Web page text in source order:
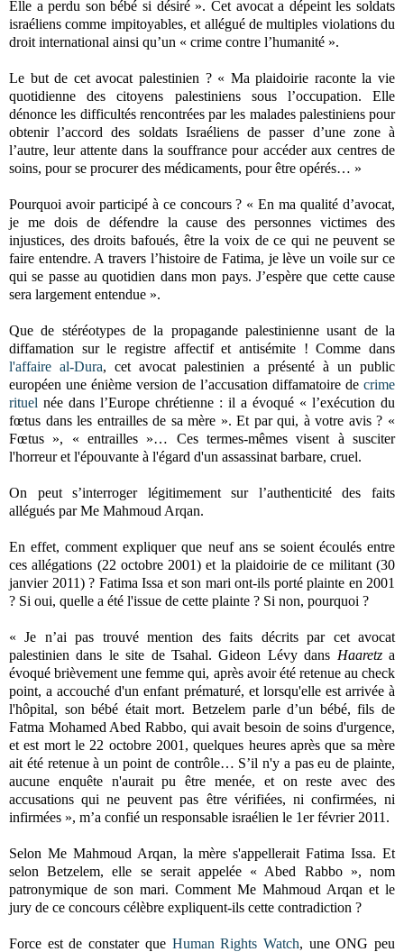
Elle a perdu son bébé si désiré ». Cet avocat a dépeint les soldats
israéliens comme impitoyables, et allégué de multiples violations du
droit international ainsi qu’un « crime contre l’humanité ».
Le but de cet avocat palestinien ? « Ma plaidoirie raconte la vie
quotidienne des citoyens palestiniens sous l’occupation. Elle
dénonce les difficultés rencontrées par les malades palestiniens pour
obtenir l’accord des soldats Israéliens de passer d’une zone à
l’autre, leur attente dans la souffrance pour accéder aux centres de
soins, pour se procurer des médicaments, pour être opérés… »
Pourquoi avoir participé à ce concours ? « En ma qualité d’avocat,
je me dois de défendre la cause des personnes victimes des
injustices, des droits bafoués, être la voix de ce qui ne peuvent se
faire entendre. A travers l’histoire de Fatima, je lève un voile sur ce
qui se passe au quotidien dans mon pays. J’espère que cette cause
sera largement entendue ».
Que de stéréotypes de la propagande palestinienne usant de la
diffamation sur le registre affectif et antisémite ! Comme dans
l'affaire al-Dura, cet avocat palestinien a présenté à un public
européen une énième version de l’accusation diffamatoire de crime
rituel née dans l’Europe chrétienne : il a évoqué « l’exécution du
fœtus dans les entrailles de sa mère ». Et par qui, à votre avis ? «
Fœtus », « entrailles »… Ces termes-mêmes visent à susciter
l'horreur et l'épouvante à l'égard d'un assassinat barbare, cruel.
On peut s’interroger légitimement sur l’authenticité des faits
allégués par Me Mahmoud Arqan.
En effet, comment expliquer que neuf ans se soient écoulés entre
ces allégations (22 octobre 2001) et la plaidoirie de ce militant (30
janvier 2011) ? Fatima Issa et son mari ont-ils porté plainte en 2001
? Si oui, quelle a été l'issue de cette plainte ? Si non, pourquoi ?
« Je n’ai pas trouvé mention des faits décrits par cet avocat
palestinien dans le site de Tsahal. Gideon Lévy dans Haaretza
évoqué brièvement une femme qui, après avoir été retenue au check
point, a accouché d'un enfant prématuré, et lorsqu'elle est arrivée à
l'hôpital, son bébé était mort. Betzelem parle d’un bébé, fils de
Fatma Mohamed Abed Rabbo, qui avait besoin de soins d'urgence,
et est mort le 22 octobre 2001, quelques heures après que sa mère
ait été retenue à un point de contrôle… S’il n'y a pas eu de plainte,
aucune enquête n'aurait pu être menée, et on reste avec des
accusations qui ne peuvent pas être vérifiées, ni confirmées, ni
infirmées », m’a confié un responsable israélien le 1er février 2011.
Selon Me Mahmoud Arqan, la mère s'appellerait Fatima Issa. Et
selon Betzelem, elle se serait appelée « Abed Rabbo », nom
patronymique de son mari. Comment Me Mahmoud Arqan et le
jury de ce concours célèbre expliquent-ils cette contradiction ?
Force est de constater que Human Rights Watch, une ONG peu